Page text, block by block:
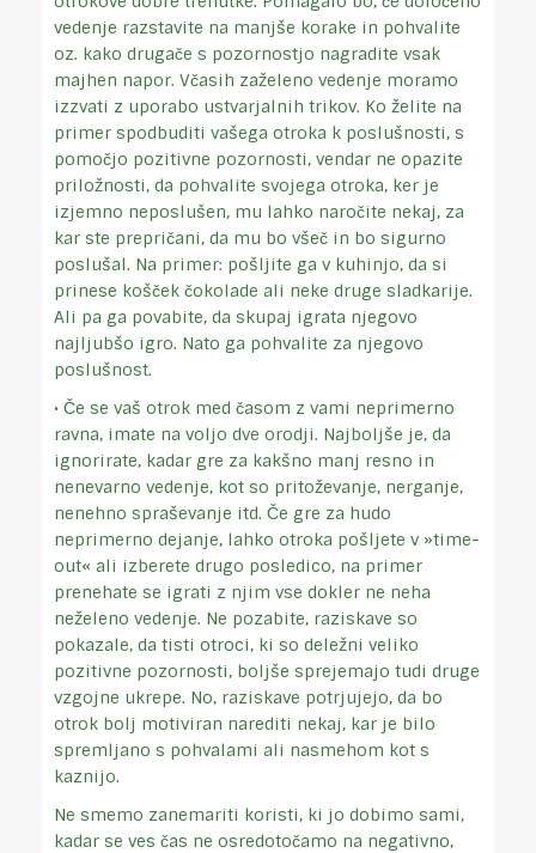
vedenje razstavite na manjše korake in pohvalite
oz. kako drugače s pozornostjo nagradite vsak
majhen napor. Včasih zaželeno vedenje moramo
izzvati z uporabo ustvarjalnih trikov. Ko želite na
primer spodbuditi vašega otroka k poslušnosti, s
pomočjo pozitivne pozornosti, vendar ne opazite
priložnosti, da pohvalite svojega otroka, ker je
izjemno neposlušen, mu lahko naročite nekaj, za
kar ste prepričani, da mu bo všeč in bo sigurno
poslušal. Na primer: pošljite ga v kuhinjo, da si
prinese košček čokolade ali neke druge sladkarije.
Ali pa ga povabite, da skupaj igrata njegovo
najljubšo igro. Nato ga pohvalite za njegovo
poslušnost.
• Če se vaš otrok med časom z vami neprimerno
ravna, imate na voljo dve orodji. Najboljše je, da
ignorirate, kadar gre za kakšno manj resno in
nenevarno vedenje, kot so pritoževanje, nerganje,
nenehno spraševanje itd. Če gre za hudo
neprimerno dejanje, lahko otroka pošljete v »time-
out« ali izberete drugo posledico, na primer
prenehate se igrati z njim vse dokler ne neha
neželeno vedenje. Ne pozabite, raziskave so
pokazale, da tisti otroci, ki so deležni veliko
pozitivne pozornosti, boljše sprejemajo tudi druge
vzgojne ukrepe. No, raziskave potrjujejo, da bo
otrok bolj motiviran narediti nekaj, kar je bilo
spremljano s pohvalami ali nasmehom kot s
kaznijo.
Ne smemo zanemariti koristi, ki jo dobimo sami,
kadar se ves čas ne osredotočamo na negativno,